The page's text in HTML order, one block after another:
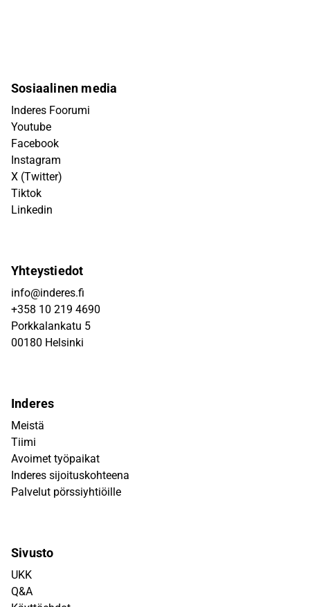
Sosiaalinen media
Inderes Foorumi
Youtube
Facebook
Instagram
X (Twitter)
Tiktok
Linkedin
Yhteystiedot
info@inderes.fi
+358 10 219 4690
Porkkalankatu 5
00180 Helsinki
Inderes
Meistä
Tiimi
Avoimet työpaikat
Inderes sijoituskohteena
Palvelut pörssiyhtiöille
Sivusto
UKK
Q&A